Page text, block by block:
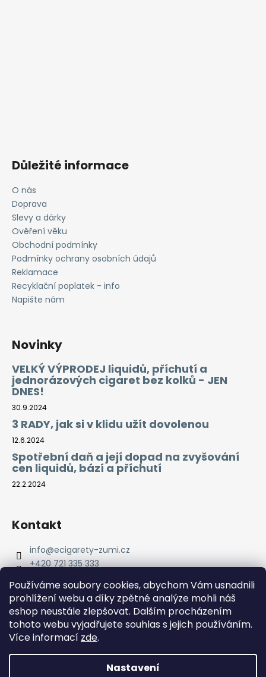
Používáme soubory cookies, abychom Vám usnadnili
prohlížení webu a díky zpětné analýze mohli náš
eshop neustále zlepšovat. Dalším procházením
tohoto webu vyjadřujete souhlas s jejich používáním.
Více informací zde.
Nastavení
Důležité informace
O nás
Doprava
Slevy a dárky
Ověření věku
Obchodní podmínky
Podmínky ochrany osobních údajů
Reklamace
Recyklační poplatek - info
Napište nám
Novinky
VELKÝ VÝPRODEJ liquidů, příchutí a
jednorázových cigaret bez kolků - JEN
DNES!
30.9.2024
3 RADY, jak si v klidu užít dovolenou
12.6.2024
Spotřební daň a její dopad na zvyšování
cen liquidů, bází a příchutí
22.2.2024
Kontakt
info@ecigarety-zumi.cz
+420 721 335 333